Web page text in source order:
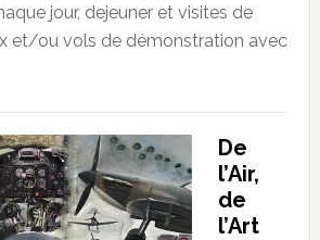
jour, dejeuner et visites de
et/ou vols de démonstration avec
De
l’Air,
de
l’Art